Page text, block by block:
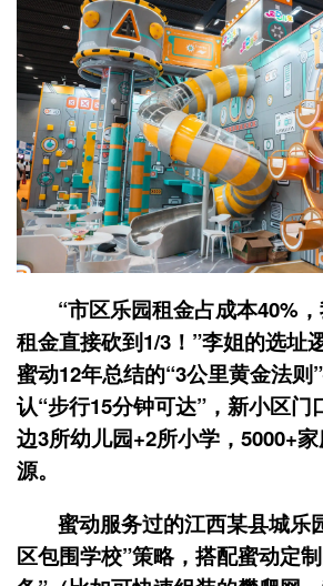
“市区乐园租金占成本40%
租金直接砍到1/3！”李姐的选址
蜜动12年总结的“3公里黄金法
认“步行15分钟可达”，新小区门
边3所幼儿园+2所小学，5000+
源。
蜜动服务过的江西某县城乐
区包围学校”策略，搭配蜜动定